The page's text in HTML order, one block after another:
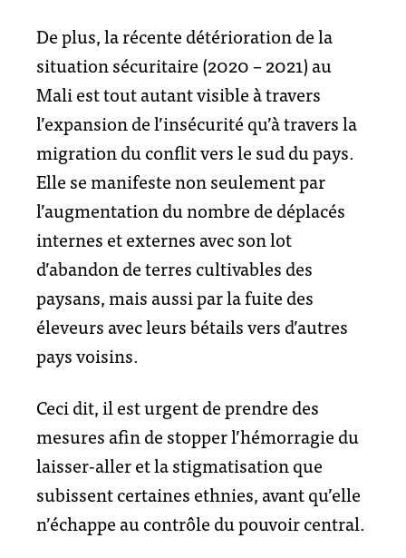
De plus, la récente détérioration de la
situation sécuritaire (2020 – 2021) au
Mali est tout autant visible à travers
l’expansion de l’insécurité qu’à travers la
migration du conflit vers le sud du pays.
Elle se manifeste non seulement par
l’augmentation du nombre de déplacés
internes et externes avec son lot
d’abandon de terres cultivables des
paysans, mais aussi par la fuite des
éleveurs avec leurs bétails vers d’autres
pays voisins.
Ceci dit, il est urgent de prendre des
mesures afin de stopper l’hémorragie du
laisser-aller et la stigmatisation que
subissent certaines ethnies, avant qu’elle
n’échappe au contrôle du pouvoir central.